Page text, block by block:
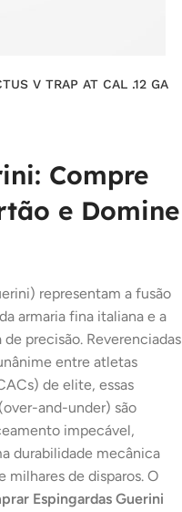
V TRAP AT CAL .12 GA
Compre
e Domine
representam a fusão
armaria fina italiana e a
precisão. Reverenciadas
entre atletas
de elite, essas
over-and-under) são
impecável,
durabilidade mecânica
milhares de disparos. O
Espingardas Guerini